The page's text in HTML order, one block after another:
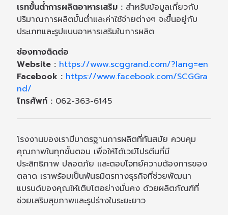
เรทขั้นต่ำการผลิตอาหารเสริม : สำหรับข้อมูลเกี่ยวกับ
ปริมาณการผลิตขั้นต่ำและค่าใช้จ่ายต่างๆ จะขึ้นอยู่กับ
ประเภทและรูปแบบอาหารเสริมในการผลิต
ช่องทางติดต่อ
Website : https://www.scggrand.com/?lang=en
Facebook : https://www.facebook.com/SCGGra
nd/
โทรศัพท์ : 062-363-6145
โรงงานของเรามีมาตรฐานการผลิตที่ทันสมัย ควบคุม
คุณภาพในทุกขั้นตอน เพื่อให้ได้เวย์โปรตีนที่มี
ประสิทธิภาพ ปลอดภัย และตอบโจทย์ความต้องการของ
ตลาด เราพร้อมเป็นพันธมิตรทางธุรกิจที่ช่วยพัฒนา
แบรนด์ของคุณให้เติบโตอย่างมั่นคง ด้วยผลิตภัณฑ์ที่
ช่วยเสริมสุขภาพและรูปร่างในระยะยาว